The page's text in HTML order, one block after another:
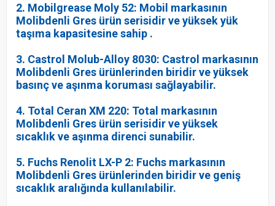
2. Mobilgrease Moly 52: Mobil markasının
Molibdenli Gres ürün serisidir ve yüksek yük
taşıma kapasitesine sahip .
3. Castrol Molub-Alloy 8030: Castrol markasının
Molibdenli Gres ürünlerinden biridir ve yüksek
basınç ve aşınma koruması sağlayabilir.
4. Total Ceran XM 220: Total markasının
Molibdenli Gres ürün serisidir ve yüksek
sıcaklık ve aşınma direnci sunabilir.
5. Fuchs Renolit LX-P 2: Fuchs markasının
Molibdenli Gres ürünlerinden biridir ve geniş
sıcaklık aralığında kullanılabilir.